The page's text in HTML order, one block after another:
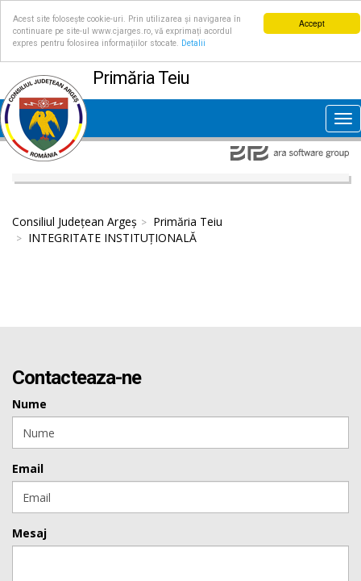
Accept
Acest site folosește cookie-uri. Prin utilizarea și navigarea în
continuare pe site-ul www.cjarges.ro, vă exprimați acordul
expres pentru folosirea informațiilor stocate.
Detalii
Primăria Teiu
Consiliul Județean Argeș
Primăria Teiu
INTEGRITATE INSTITUȚIONALĂ
Contacteaza-ne
Nume
Email
Mesaj